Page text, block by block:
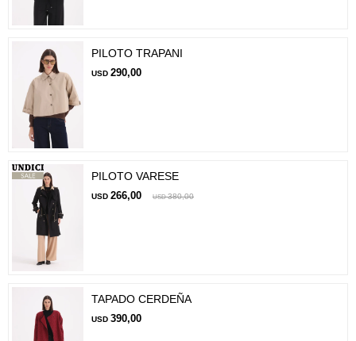
PILOTO TRAPANI
USD 290,00
PILOTO VARESE
USD 266,00 USD 380,00
TAPADO CERDEÑA
USD 390,00